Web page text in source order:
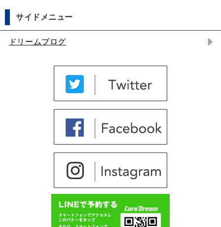
サイドメニュー
ドリームブログ